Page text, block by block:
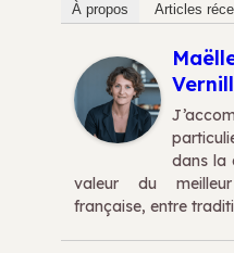
À propos Articles
dans la
valeur du
française, entre